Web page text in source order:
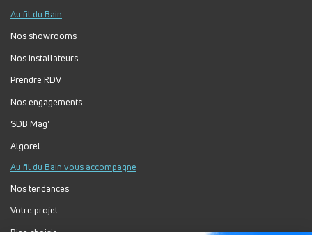
Au fil du Bain
Nos showrooms
Nos installateurs
Prendre RDV
Nos engagements
SDB Mag'
Algorel
Au fil du Bain vous accompagne
Nos tendances
Votre projet
Bien choisir